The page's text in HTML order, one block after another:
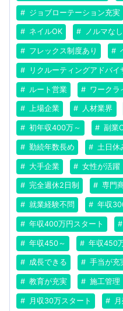
ジョブローテーション充実
ネイルOK ノルマなし
フレックス制度あり
リクルーティングアドバイ
ルート営業 ワークラ
上場企業 人材業界
初年収400万～ 副業
勤続年数長め 土日休
大手企業 女性が活躍
完全週休2日制 専門
就業経験不問 年収
年収400万円スタート
年収450～ 年収450
成長できる 手当が充
教育が充実 施工管理
月収30万スタート